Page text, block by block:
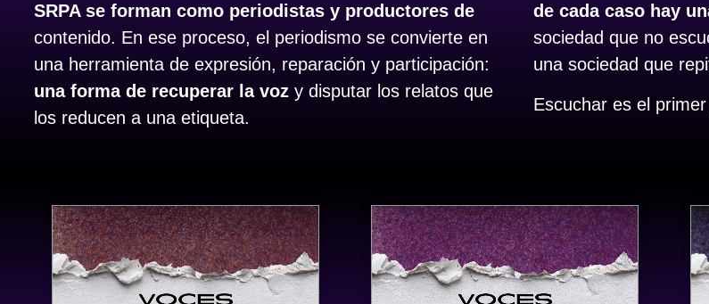
SRPA se forman como periodistas y productores de
contenido. En ese proceso, el periodismo se convierte en
una herramienta de expresión, reparación y participación:
una forma de recuperar la voz y disputar los relatos que
los reducen a una etiqueta.
de cada caso hay
sociedad que no
una sociedad que
Escuchar es el